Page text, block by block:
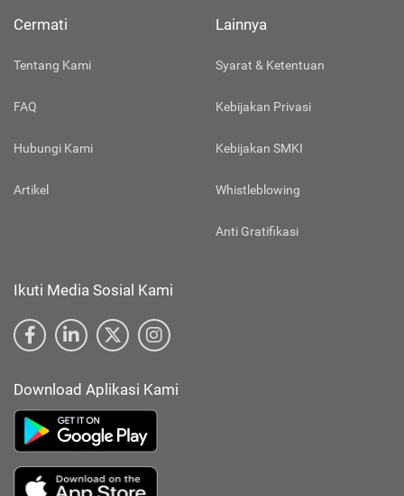
Cermati
Tentang Kami
FAQ
Hubungi Kami
Artikel
Lainnya
Syarat & Ketentuan
Kebijakan Privasi
Kebijakan SMKI
Whistleblowing
Anti Gratifikasi
Ikuti Media Sosial Kami
Download Aplikasi Kami